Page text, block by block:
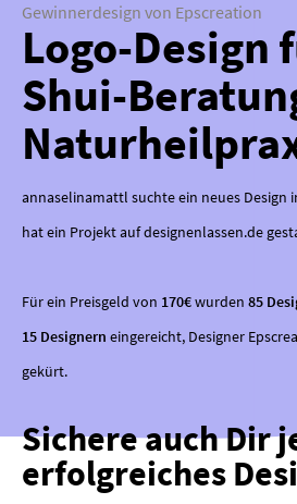
Gewinnerdesign von Epscreation
Logo-Design
Shui-
annaselinamattl suchte ein neues Design
hat ein Projekt auf designenlassen.de
Für ein Preisgeld von 170€wurden 85
15 Designern eingereicht, Designer
gekürt.
Sichere auch Dir
erfolgreiches